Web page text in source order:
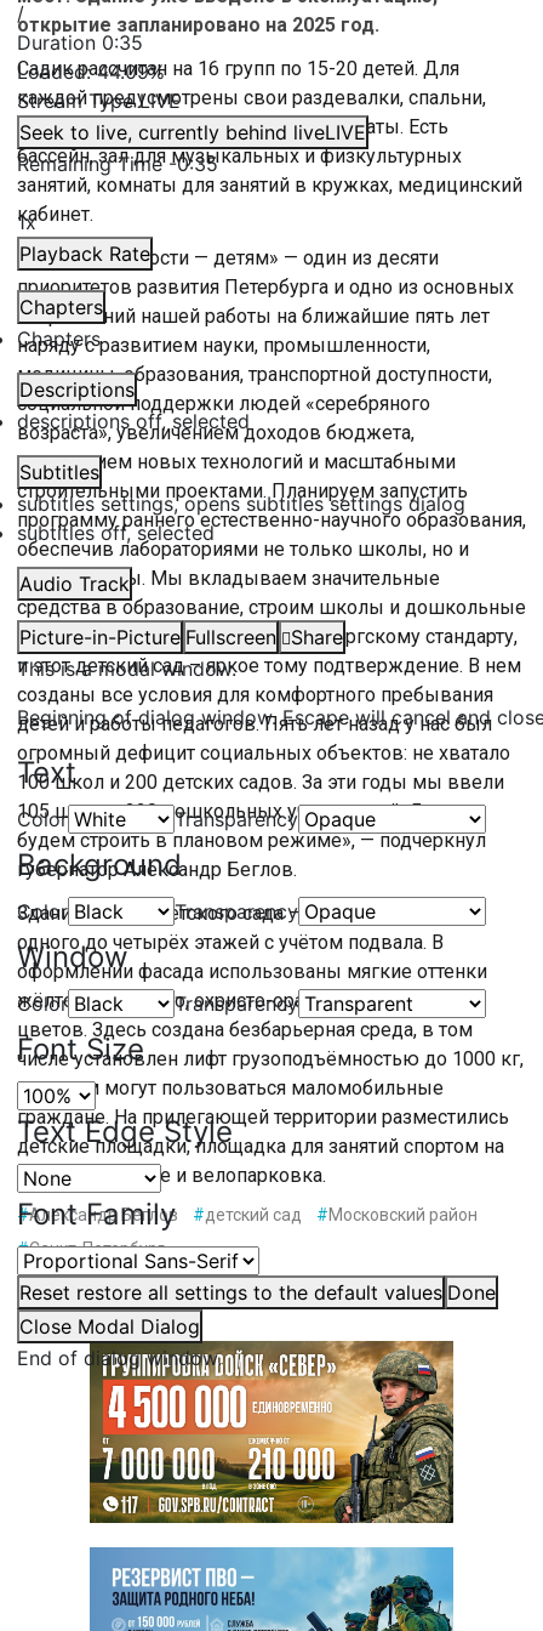
/
Duration 0:35
Loaded:44.09%
Stream TypeLIVE
Seek to live, currently behind liveLIVE
Remaining Time-0:35
1x
Playback Rate
Chapters
Chapters
Descriptions
descriptions off, selected
Subtitles
subtitles settings, opens subtitles settings dialog
subtitles off, selected
Audio Track
Picture-in-Picture Fullscreen
Share
This is a modal window.
Beginning of dialog window. Escape will cancel and
Text
Color Transparency
Background
Color Transparency
Window
Color Transparency
Font Size
Text Edge Style
Font Family
Reset restore all settings to the default values Done
Close Modal Dialog
End of dialog window.
открытие запланировано на 2025 год.
Садик рассчитан на 16 групп по 15-20 детей. Для
каждой предусмотрены свои раздевалки, спальни,
игровые, буфетные и туалетные комнаты. Есть
бассейн, зал для музыкальных и физкультурных
занятий, комнаты для занятий в кружках, медицинский
кабинет.
«Все возможности — детям» — один из десяти
приоритетов развития Петербурга и одно из основных
направлений нашей работы на ближайшие пять лет
наряду с развитием науки, промышленности,
медицины, образования, транспортной доступности,
социальной поддержки людей «серебряного
возраста», увеличением доходов бюджета,
внедрением новых технологий и масштабными
строительными проектами. Планируем запустить
программу раннего естественно-научного образования,
обеспечив лабораториями не только школы, но и
детские сады. Мы вкладываем значительные
средства в образование, строим школы и дошкольные
учреждения по высшему — петербургскому стандарту,
и этот детский сад – яркое тому подтверждение. В нем
созданы все условия для комфортного пребывания
детей и работы педагогов. Пять лет назад у нас был
огромный дефицит социальных объектов: не хватало
100 школ и 200 детских садов. За эти годы мы ввели
105 школ и 220 дошкольных учреждений. Дальше
будем строить в плановом режиме», — подчеркнул
губернатор Александр Беглов.
Здание нового детского сада – разновысотное: от
одного до четырёх этажей с учётом подвала. В
оформлении фасада использованы мягкие оттенки
жёлтого, зелёного, охристо-оранжевого и белого
цветов. Здесь создана безбарьерная среда, в том
числе установлен лифт грузоподъёмностью до 1000 кг,
которым могут пользоваться маломобильные
граждане. На прилегающей территории разместились
детские площадки, площадка для занятий спортом на
свежем воздухе и велопарковка.
#Александр Беглов #детский сад #Московский район
#Санкт-Петербург